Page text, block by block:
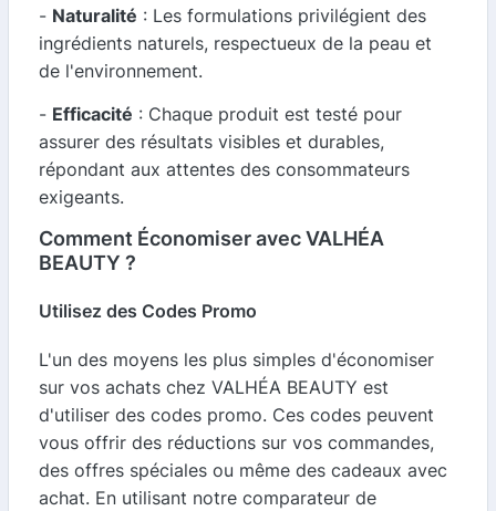
- Naturalité : Les formulations privilégient des
ingrédients naturels, respectueux de la peau et
de l'environnement.
- Efficacité : Chaque produit est testé pour
assurer des résultats visibles et durables,
répondant aux attentes des consommateurs
exigeants.
Comment Économiser avec VALHÉA
BEAUTY ?
Utilisez des Codes Promo
L'un des moyens les plus simples d'économiser
sur vos achats chez VALHÉA BEAUTY est
d'utiliser des codes promo. Ces codes peuvent
vous offrir des réductions sur vos commandes,
des offres spéciales ou même des cadeaux avec
achat. En utilisant notre comparateur de